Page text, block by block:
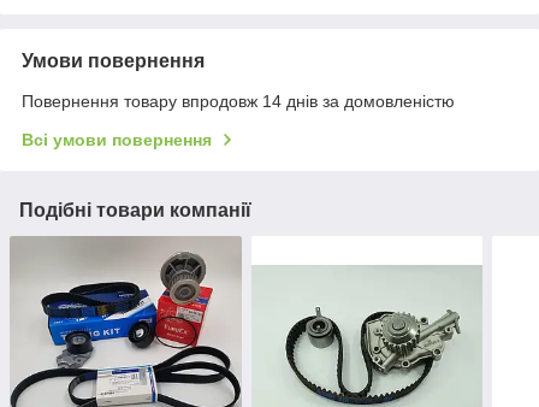
Умови повернення
Повернення товару впродовж 14 днів за домовленістю
Всі умови повернення
Подібні товари компанії